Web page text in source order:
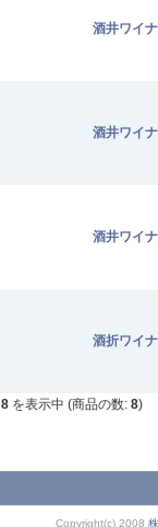
酒井ワイ
酒井ワイ
酒井ワイ
酒折ワイ
8 を表示中 (商品の数: 8)
Copyright(c) 2008